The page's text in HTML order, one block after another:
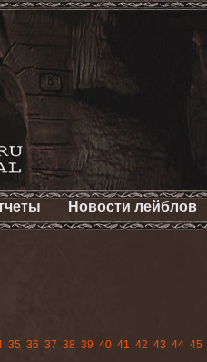
Новости лейблов
35 36 37 38 39 40 41 42 43 44 45